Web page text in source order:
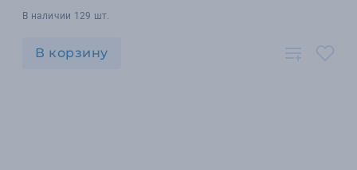
В наличии 129 шт.
В корзину